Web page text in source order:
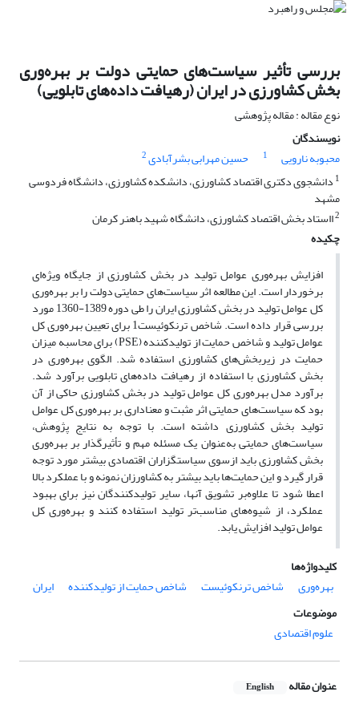
بررسی تأثیر سیاست‌های حمایتی دولت بر بهره‌وری
بخش‌ کشاورزی در ایران (رهیافت داده‌های تابلویی)
نوع مقاله : مقاله پژوهشی
نویسندگان
محبوبه نارویی
1 حسین مهرابی بشرآبادی2
1 دانشجوی دکتری اقتصاد کشاورزی، دانشکده کشاورزی، دانشگاه فردوسی
مشهد
2ااستاد بخش اقتصاد کشاورزی، دانشگاه شهید باهنر کرمان
چکیده
افزایش بهره‌وری عوامل تولید در بخش کشاورزی از جایگاه ویژه‌ای
برخوردار است. این مطالعه اثر سیاست‌های حمایتی دولت را بر بهره‌وری
کل عوامل تولید در بخش‌ کشاورزی ایران را طی دوره 1389-1360 مورد
بررسی قرار داده است. شاخص ترنکوئیست1 برای تعیین بهره‌وری کل
عوامل تولید و شاخص حمایت از تولیدکننده (PSE) برای محاسبه میزان
حمایت در زیربخش‌های کشاورزی استفاده شد. الگوی بهره‌وری در
بخش کشاورزی با استفاده از رهیافت داده‌های تابلویی برآورد شد.
برآورد مدل بهره‌وری کل عوامل تولید در بخش کشاورزی حاکی از آن
بود که سیاست‌های حمایتی اثر مثبت و معناداری بر بهره‌وری کل عوامل
تولید بخش کشاورزی داشته است. با توجه به نتایج پژوهش،
سیاست‌های حمایتی به‌عنوان یک مسئله مهم و تأثیر‌گذار بر بهره‌وری
بخش کشاورزی باید ازسوی سیاستگزاران اقتصادی بیشتر مورد توجه
قرار گیرد و این حمایت‌ها باید بیشتر به کشاورزان نمونه و با عملکرد بالا
اعطا شود تا علاوه‌بر تشویق آنها، سایر تولیدکنندگان نیز برای بهبود
عملکرد، از شیوه‌های مناسب‌تر تولید استفاده کنند و بهره‌وری کل
عوامل تولید افزایش یابد.
کلیدواژه‌ها
بهره‌وری
شاخص ترنکوئیست شاخص حمایت از تولیدکننده
ایران
موضوعات
علوم اقتصادی
عنوان مقاله English